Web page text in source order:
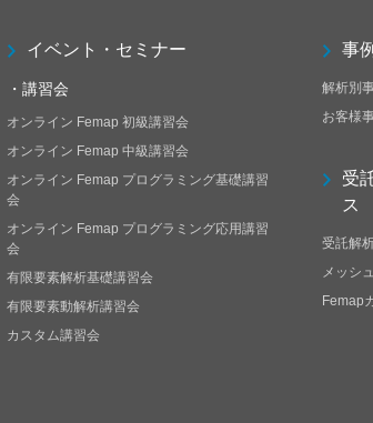
イベント・セミナー
・講習会
オンライン Femap 初級講習会
オンライン Femap 中級講習会
オンライン Femap プログラミング基礎講習
会
オンライン Femap プログラミング応用講習
会
有限要素解析基礎講習会
有限要素動解析講習会
カスタム講習会
事
解析別
お客様
受
ス
受託解
メッシ
Femap